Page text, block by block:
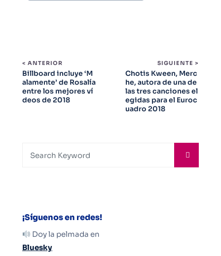
< ANTERIOR
Billboard incluye ‘M
alamente’ de Rosalía
entre los mejores ví
deos de 2018
SIGUIENTE >
Chotis Kween, Merc
he, autora de una de
las tres canciones el
egidas para el Euroc
uadro 2018
¡Síguenos en redes!
Doy la pelmada en
Bluesky